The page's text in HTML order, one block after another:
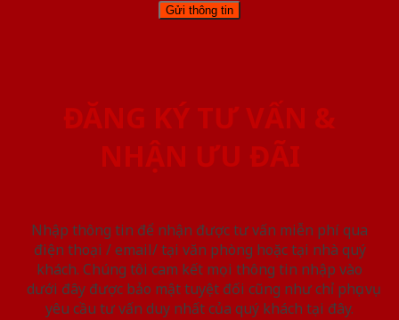
ĐĂNG KÝ TƯ VẤN &
NHẬN ƯU ĐÃI
Nhập thông tin để nhận được tư vấn miễn phí qua
điện thoại / email/ tại văn phòng hoặc tại nhà quý
khách. Chúng tôi cam kết mọi thông tin nhập vào
dưới đây được bảo mật tuyệt đối cũng như chỉ phục vụ
yêu cầu tư vấn duy nhất của quý khách tại đây.